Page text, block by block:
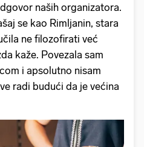
naših organizatora.
se kao Rimljanin, stara
ne filozofirati već
kaže. Povezala sam
i apsolutno nisam
radi budući da je većina